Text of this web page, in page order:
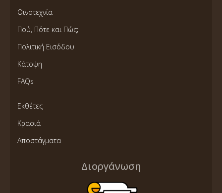
Οινοτεχνία
Πού, Πότε και Πώς;
Πολιτική Εισόδου
Κάτοψη
FAQs
Εκθέτες
Κρασιά
Αποστάγματα
Διοργάνωση